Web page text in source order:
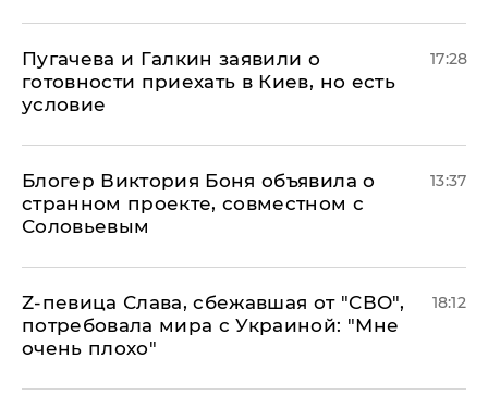
Пугачева и Галкин заявили о
готовности приехать в Киев, но есть
условие
17:28
Блогер Виктория Боня объявила о
странном проекте, совместном с
Соловьевым
13:37
Z-певица Слава, сбежавшая от "СВО",
потребовала мира с Украиной: "Мне
очень плохо"
18:12